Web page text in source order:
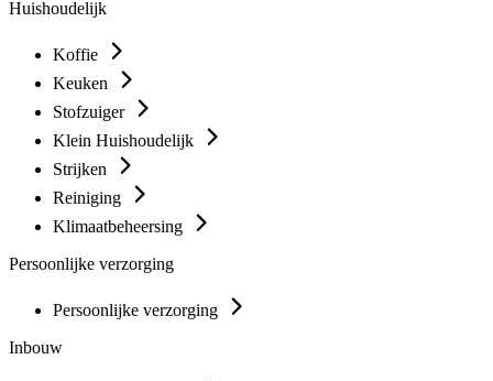
Huishoudelijk
Koffie
Keuken
Stofzuiger
Klein Huishoudelijk
Strijken
Reiniging
Klimaatbeheersing
Persoonlijke verzorging
Persoonlijke verzorging
Inbouw